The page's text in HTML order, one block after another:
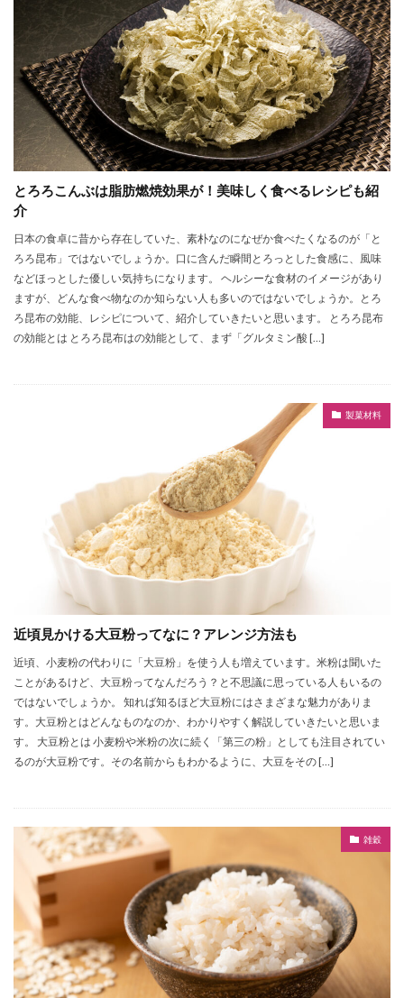
とろろこんぶは脂肪燃焼効果が！美味しく食べるレシピも紹
介
日本の食卓に昔から存在していた、素朴なのになぜか食べたくなるのが「と
ろろ昆布」ではないでしょうか。口に含んだ瞬間とろっとした食感に、風味
などほっとした優しい気持ちになります。 ヘルシーな食材のイメージがあり
ますが、どんな食べ物なのか知らない人も多いのではないでしょうか。とろ
ろ昆布の効能、レシピについて、紹介していきたいと思います。 とろろ昆布
の効能とは とろろ昆布はの効能として、まず「グルタミン酸 […]
製菓材料
近頃見かける大豆粉ってなに？アレンジ方法も
近頃、小麦粉の代わりに「大豆粉」を使う人も増えています。米粉は聞いた
ことがあるけど、大豆粉ってなんだろう？と不思議に思っている人もいるの
ではないでしょうか。 知れば知るほど大豆粉にはさまざまな魅力がありま
す。大豆粉とはどんなものなのか、わかりやすく解説していきたいと思いま
す。 大豆粉とは 小麦粉や米粉の次に続く「第三の粉」としても注目されてい
るのが大豆粉です。その名前からもわかるように、大豆をその […]
雑穀